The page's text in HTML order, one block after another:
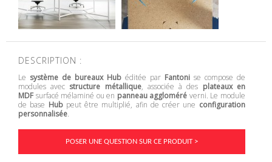
DESCRIPTION :
Le système de bureaux Hubéditée par Fantonise compose de
modules avec structure métallique, associée à des plateaux en
MDFsurfacé mélaminé ou en panneau aggloméré verni. Le module
de base Hubpeut être multiplié, afin de créer une configuration
personnalisée.
POSER UNE QUESTION SUR CE PRODUIT >